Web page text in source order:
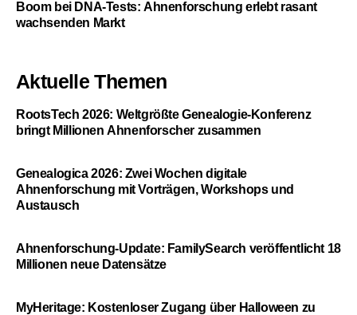
Boom bei DNA-Tests: Ahnenforschung erlebt rasant
wachsenden Markt
Aktuelle Themen
RootsTech 2026: Weltgrößte Genealogie-Konferenz
bringt Millionen Ahnenforscher zusammen
Genealogica 2026: Zwei Wochen digitale
Ahnenforschung mit Vorträgen, Workshops und
Austausch
Ahnenforschung-Update: FamilySearch veröffentlicht 18
Millionen neue Datensätze
MyHeritage: Kostenloser Zugang über Halloween zu